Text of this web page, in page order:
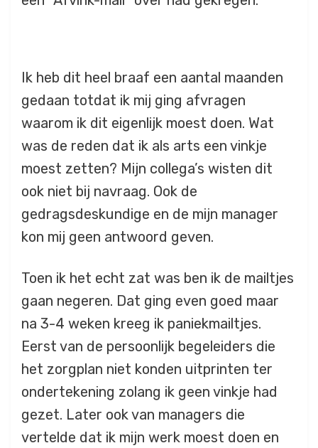
Ik heb dit heel braaf een aantal maanden
gedaan totdat ik mij ging afvragen
waarom ik dit eigenlijk moest doen. Wat
was de reden dat ik als arts een vinkje
moest zetten? Mijn collega’s wisten dit
ook niet bij navraag. Ook de
gedragsdeskundige en de mijn manager
kon mij geen antwoord geven.
Toen ik het echt zat was ben ik de mailtjes
gaan negeren. Dat ging even goed maar
na 3-4 weken kreeg ik paniekmailtjes.
Eerst van de persoonlijk begeleiders die
het zorgplan niet konden uitprinten ter
ondertekening zolang ik geen vinkje had
gezet. Later ook van managers die
vertelde dat ik mijn werk moest doen en